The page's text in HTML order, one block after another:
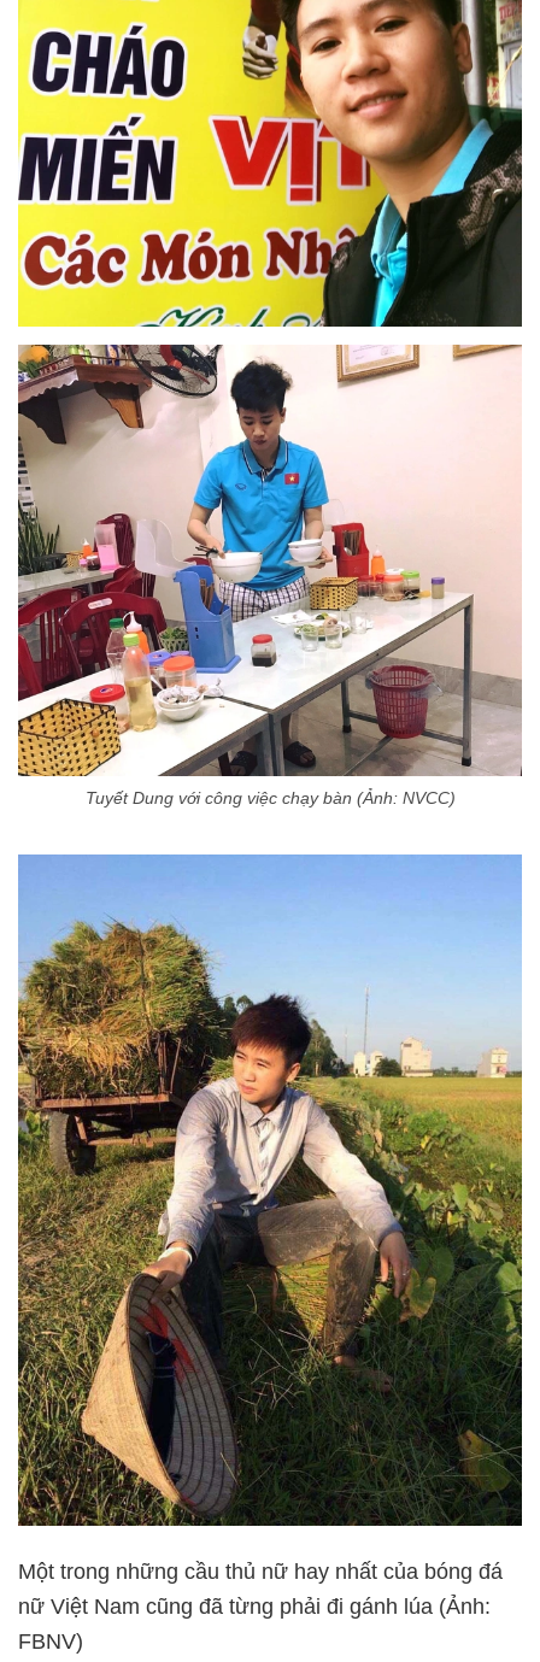
Tuyết Dung với công việc chạy bàn (Ảnh: NVCC)
Một trong những cầu thủ nữ hay nhất của bóng đá
nữ Việt Nam cũng đã từng phải đi gánh lúa (Ảnh:
FBNV)